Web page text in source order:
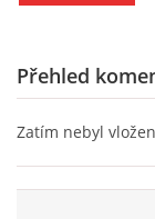
Přehled
Zatím nebyl